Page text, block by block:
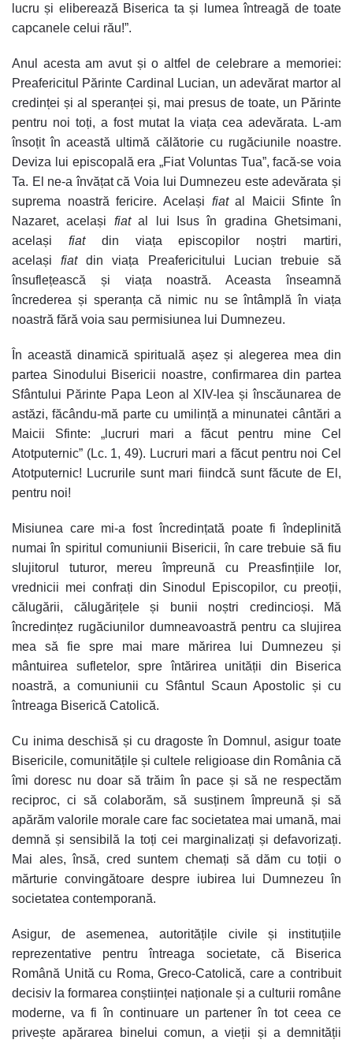
lucru și eliberează Biserica ta și lumea întreagă de toate
capcanele celui rău!”.
Anul acesta am avut și o altfel de celebrare a memoriei:
Preafericitul Părinte Cardinal Lucian, un adevărat martor al
credinței și al speranței și, mai presus de toate, un Părinte
pentru noi toți, a fost mutat la viața cea adevărata. L-am
însoțit în această ultimă călătorie cu rugăciunile noastre.
Deviza lui episcopală era „Fiat Voluntas Tua”, facă-se voia
Ta. El ne-a învățat că Voia lui Dumnezeu este adevărata și
suprema noastră fericire. Același fiatal Maicii Sfinte în
Nazaret, același fiatal lui Isus în gradina Ghetsimani,
același fiatdin viața episcopilor noștri martiri,
acelașifiatdin viața Preafericitului Lucian trebuie să
însuflețească și viața noastră. Aceasta înseamnă
încrederea și speranța că nimic nu se întâmplă în viața
noastră fără voia sau permisiunea lui Dumnezeu.
În această dinamică spirituală așez și alegerea mea din
partea Sinodului Bisericii noastre, confirmarea din partea
Sfântului Părinte Papa Leon al XIV-lea și înscăunarea de
astăzi, făcându-mă parte cu umilință a minunatei cântări a
Maicii Sfinte: „lucruri mari a făcut pentru mine Cel
Atotputernic” (Lc. 1, 49). Lucruri mari a făcut pentru noi Cel
Atotputernic! Lucrurile sunt mari fiindcă sunt făcute de El,
pentru noi!
Misiunea care mi-a fost încredințată poate fi îndeplinită
numai în spiritul comuniunii Bisericii, în care trebuie să fiu
slujitorul tuturor, mereu împreună cu Preasfințiile lor,
vrednicii mei confrați din Sinodul Episcopilor, cu preoții,
călugării, călugărițele și bunii noștri credincioși. Mă
încredințez rugăciunilor dumneavoastră pentru ca slujirea
mea să fie spre mai mare mărirea lui Dumnezeu și
mântuirea sufletelor, spre întărirea unității din Biserica
noastră, a comuniunii cu Sfântul Scaun Apostolic și cu
întreaga Biserică Catolică.
Cu inima deschisă și cu dragoste în Domnul, asigur toate
Bisericile, comunitățile și cultele religioase din România că
îmi doresc nu doar să trăim în pace și să ne respectăm
reciproc, ci să colaborăm, să susținem împreună și să
apărăm valorile morale care fac societatea mai umană, mai
demnă și sensibilă la toți cei marginalizați și defavorizați.
Mai ales, însă, cred suntem chemați să dăm cu toții o
mărturie convingătoare despre iubirea lui Dumnezeu în
societatea contemporană.
Asigur, de asemenea, autoritățile civile și instituțiile
reprezentative pentru întreaga societate, că Biserica
Română Unită cu Roma, Greco-Catolică, care a contribuit
decisiv la formarea conștiinței naționale și a culturii române
moderne, va fi în continuare un partener în tot ceea ce
privește apărarea binelui comun, a vieții și a demnității